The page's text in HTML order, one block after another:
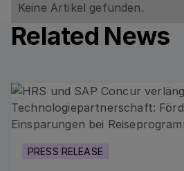
Keine Artikel gefunden.
Related News
PRESS RELEASE
Read more